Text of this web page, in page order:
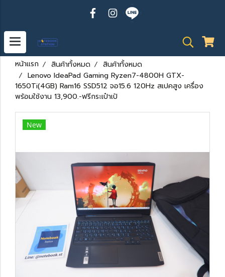
หน้าแรก สินค้าทั้งหมด
สินค้าทั้งหมด
Lenovo IdeaPad Gaming Ryzen7-4800H GTX-
1650Ti(4GB) Ram16 SSD512 จอ15.6 120Hz สเปคสูง เครื่อง
พร้อมใช้งาน 13,900.-ฟรีกระเป๋าเป้
New